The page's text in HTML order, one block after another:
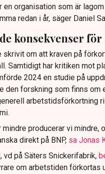
en organisation som är
redan i år, säger Daniel
konsekvenser för
skrivit om att kraven på
Samtidigt har kritiken mot
2024 en studie på
den forskning som finns
arbetstidsförkortning
mindre producerar vi mindre,
direkt på BNP, sa Jonas
vd på Säters Snickerifabrik,
om arbetstiden förkortas